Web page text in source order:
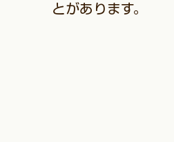
とがあります。